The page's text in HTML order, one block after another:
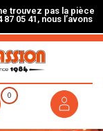
trouvez pas la pièce
05 41, nous l’avons
0